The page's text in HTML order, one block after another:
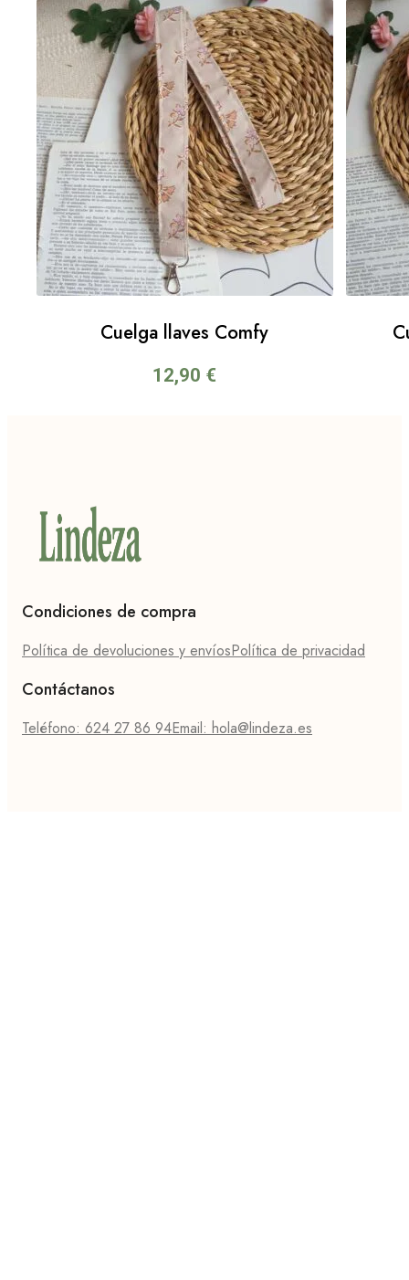
Cuelga llaves Comfy
12,90 €
Condiciones de compra
Política de devoluciones y envíosPolítica de privacidad
Contáctanos
Teléfono: 624 27 86 94Email: hola@lindeza.es